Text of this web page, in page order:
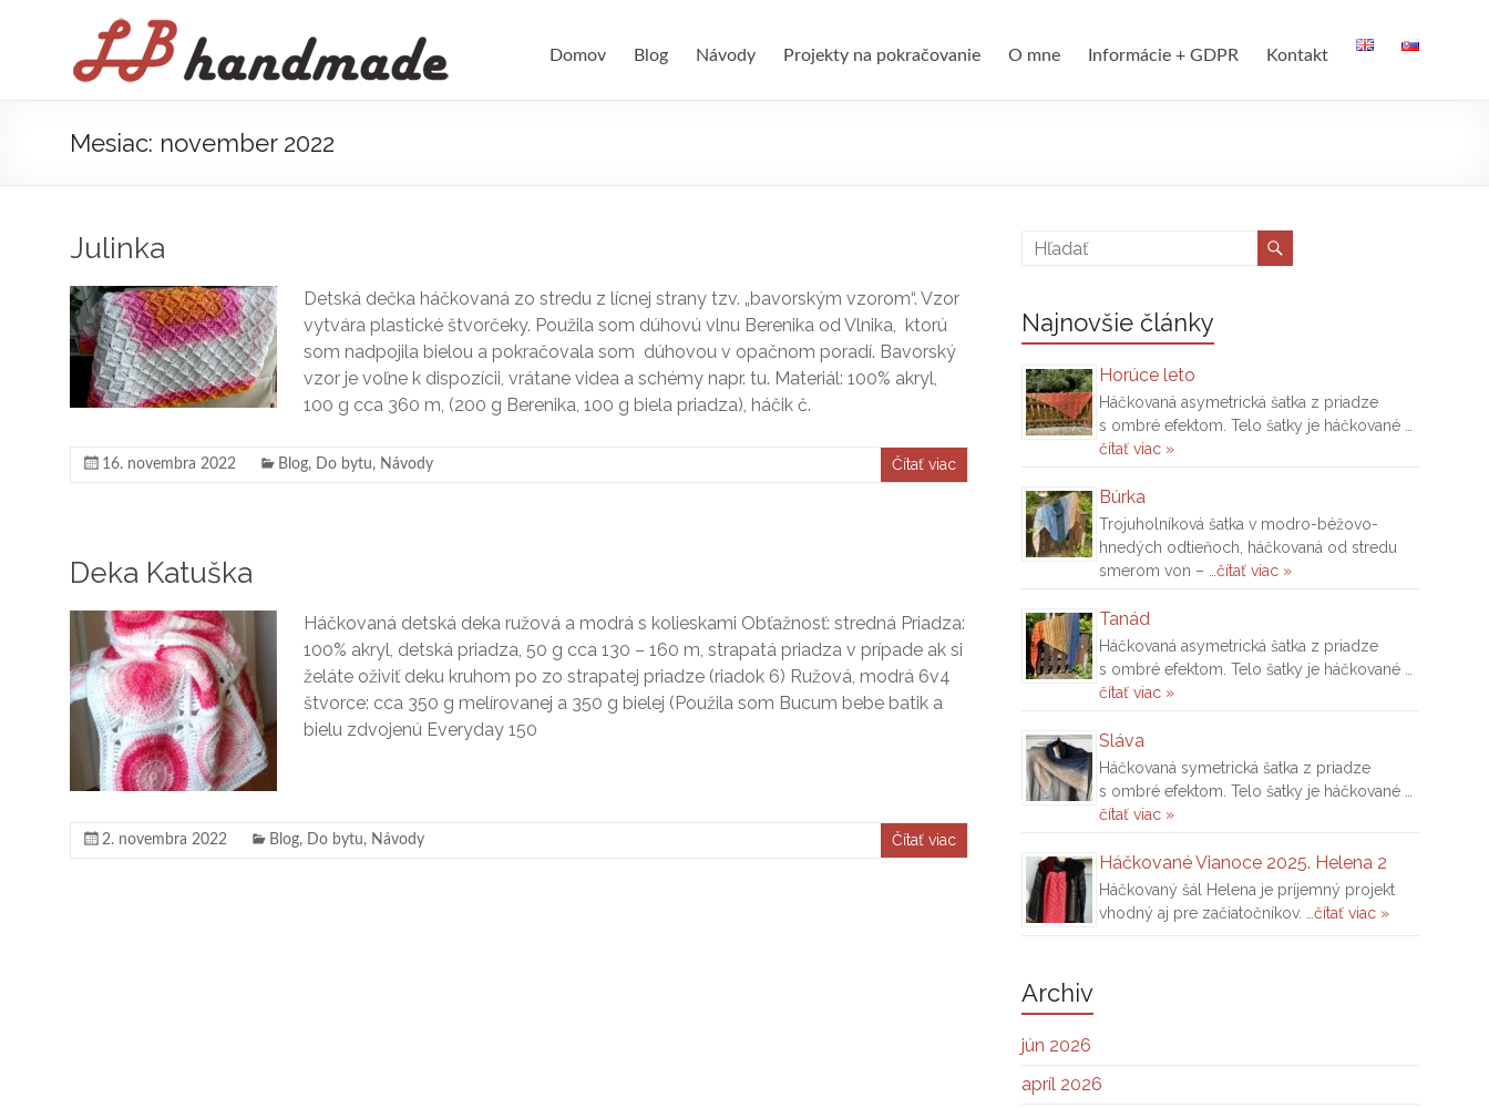
LB
handmade
háčkovanie
pletenie
Domov Blog Návody Projekty na pokračovanie O mne Informácie + GDPR Kontakt
Mesiac: november 2022
Julinka
Detská dečka háčkovaná zo stredu z lícnej strany tzv. „bavorským vzorom“. Vzor
vytvára plastické štvorčeky. Použila som dúhovú vlnu Berenika od Vlnika, ktorú
som nadpojila bielou a pokračovala som dúhovou v opačnom poradí. Bavorský
vzor je voľne k dispozícii, vrátane videa a schémy napr. tu. Materiál: 100% akryl,
100 g cca 360 m, (200 g Berenika, 100 g biela priadza), háčik č.
16. novembra 2022 Blog, Do bytu, Návody Čítať viac
Deka Katuška
Háčkovaná detská deka ružová a modrá s kolieskami Obťažnosť: stredná Priadza:
100% akryl, detská priadza, 50 g cca 130 – 160 m, strapatá priadza v prípade ak si
želáte oživiť deku kruhom po zo strapatej priadze (riadok 6) Ružová, modrá 6v4
štvorce: cca 350 g melírovanej a 350 g bielej (Použila som Bucum bebe batik a
bielu zdvojenú Everyday 150
2. novembra 2022 Blog, Do bytu, Návody Čítať viac
Najnovšie články
Horúce leto
Háčkovaná asymetrická šatka z priadze
s ombré efektom. Telo šatky je háčkované …
čítať viac »
Búrka
Trojuholníková šatka v modro-béžovo-
hnedých odtieňoch, háčkovaná od stredu
smerom von – … čítať viac »
Tanád
Háčkovaná asymetrická šatka z priadze
s ombré efektom. Telo šatky je háčkované …
čítať viac »
Sláva
Háčkovaná symetrická šatka z priadze
s ombré efektom. Telo šatky je háčkované …
čítať viac »
Háčkované Vianoce 2025. Helena 2
Háčkovaný šál Helena je príjemný projekt
vhodný aj pre začiatočníkov. … čítať viac »
Archiv
jún 2026
apríl 2026